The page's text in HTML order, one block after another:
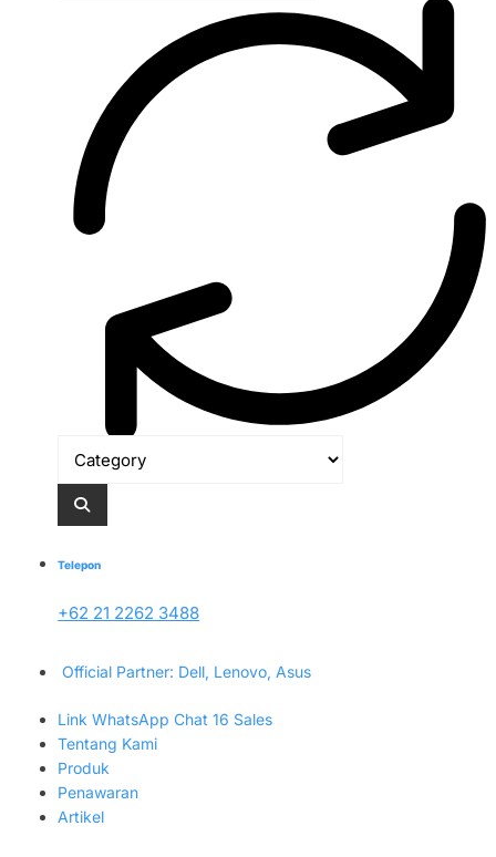
Telepon
+62 21 2262 3488
Official Partner: Dell, Lenovo, Asus
Link WhatsApp Chat 16 Sales
Tentang Kami
Produk
Penawaran
Artikel